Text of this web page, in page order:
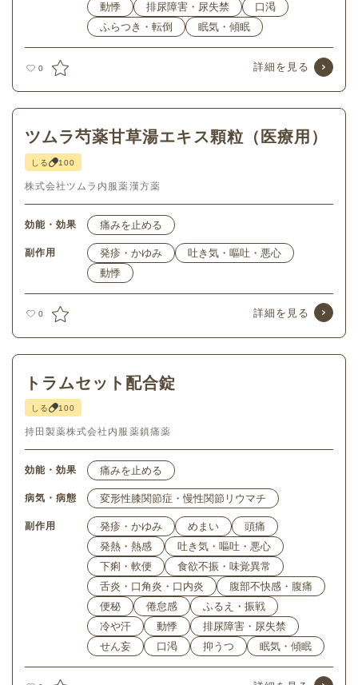
0
動悸
排尿障害・尿失禁
口渇
ふらつき・転倒
眠気・傾眠
詳細を見る
0
ツムラ芍薬甘草湯エキス顆粒（医療用）
しる 100
株式会社ツムラ 内服薬漢方薬
効能・効果 痛みを止める
副作用 発疹・かゆみ
吐き気・嘔吐・悪心
動悸
詳細を見る
トラムセット配合錠
しる 100
持田製薬株式会社 内服薬鎮痛薬
効能・効果 痛みを止める
病気・病態 変形性膝関節症・慢性関節リウマチ
副作用 発疹・かゆみ めまい
頭痛
発熱・熱感
吐き気・嘔吐・悪心
下痢・軟便
食欲不振・味覚異常
舌炎・口角炎・口内炎
腹部不快感・腹痛
便秘
倦怠感
ふるえ・振戦
冷や汗
動悸
排尿障害・尿失禁
せん妄
口渇 抑うつ 眠気・傾眠